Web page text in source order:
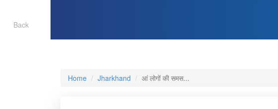
Back
Home Jharkhand आं लोगों की समस...